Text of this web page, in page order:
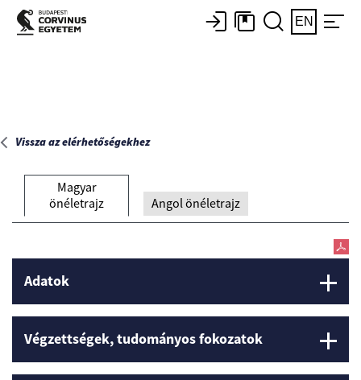
Főoldal
EN
Vissza az elérhetőségekhez
Magyar
önéletrajz
Angol önéletrajz
Adatok
Végzettségek, tudományos fokozatok